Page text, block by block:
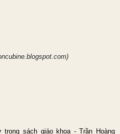
sách giáo khoa - Trần Hoàng